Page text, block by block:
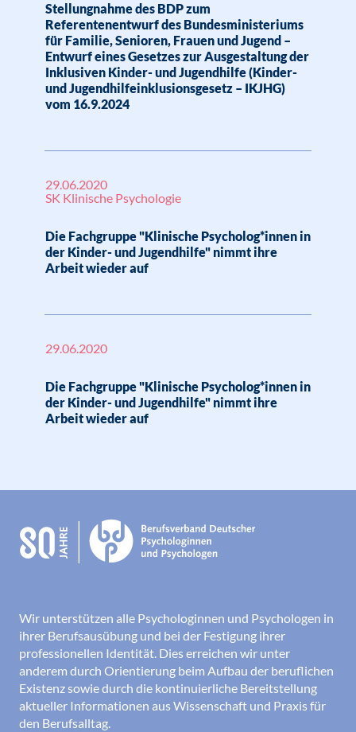
Stellungnahme des BDP zum
Referentenentwurf des Bundesministeriums
für Familie, Senioren, Frauen und Jugend –
Entwurf eines Gesetzes zur Ausgestaltung der
Inklusiven Kinder- und Jugendhilfe (Kinder-
und Jugendhilfeinklusionsgesetz – IKJHG)
vom 16.9.2024
29.06.2020
SK Klinische Psychologie
Die Fachgruppe "Klinische Psycholog*innen in
der Kinder- und Jugendhilfe" nimmt ihre
Arbeit wieder auf
29.06.2020
Die Fachgruppe "Klinische Psycholog*innen in
der Kinder- und Jugendhilfe" nimmt ihre
Arbeit wieder auf
Wir unterstützen alle Psychologinnen und Psychologen in
ihrer Berufsausübung und bei der Festigung ihrer
professionellen Identität. Dies erreichen wir unter
anderem durch Orientierung beim Aufbau der beruflichen
Existenz sowie durch die kontinuierliche Bereitstellung
aktueller Informationen aus Wissenschaft und Praxis für
den Berufsalltag.